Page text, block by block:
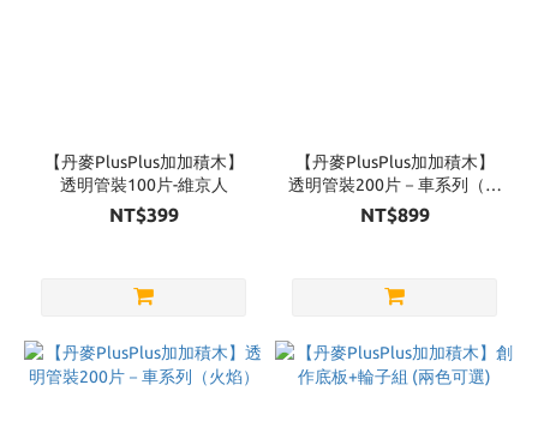
【丹麥PlusPlus加加積木】
透明管裝100片-維京人
NT$399
【丹麥PlusPlus加加積木】
透明管裝200片－車系列（超
人）
NT$899